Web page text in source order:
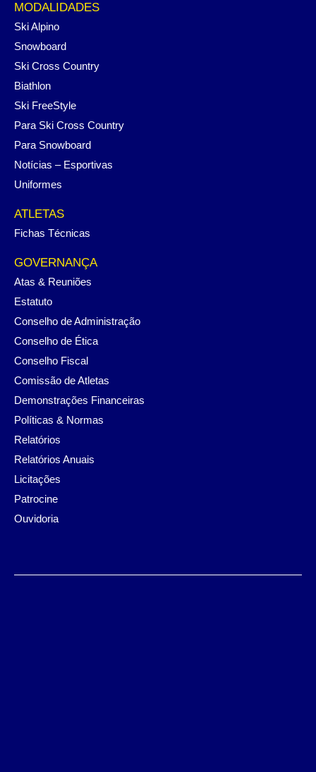
MODALIDADES
Ski Alpino
Snowboard
Ski Cross Country
Biathlon
Ski FreeStyle
Para Ski Cross Country
Para Snowboard
Notícias – Esportivas
Uniformes
ATLETAS
Fichas Técnicas
GOVERNANÇA
Atas & Reuniões
Estatuto
Conselho de Administração
Conselho de Ética
Conselho Fiscal
Comissão de Atletas
Demonstrações Financeiras
Políticas & Normas
Relatórios
Relatórios Anuais
Licitações
Patrocine
Ouvidoria